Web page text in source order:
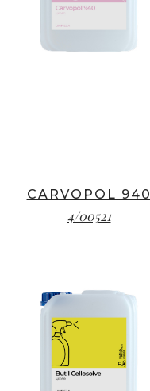
CARVOPOL 940
4/00521